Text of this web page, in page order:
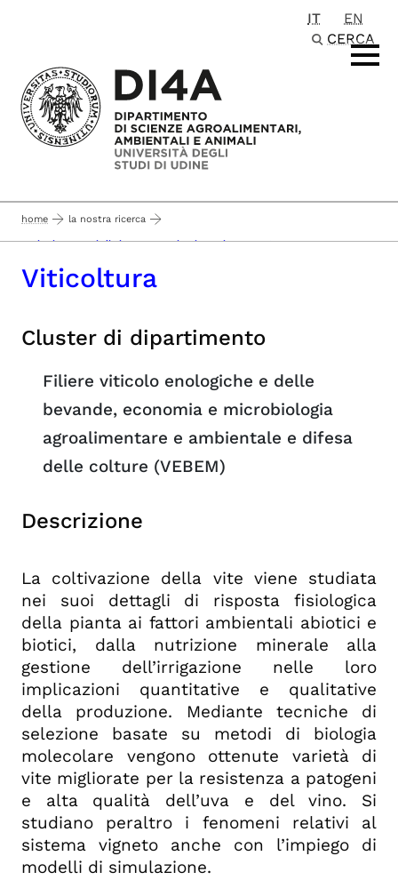
IT
EN
CERCA
home la nostra ricerca
sezioni e gruppi di ricerca - pagina in aggiornamento -
Viticoltura
Cluster di dipartimento
Filiere viticolo enologiche e delle
bevande, economia e microbiologia
agroalimentare e ambientale e difesa
delle colture (VEBEM)
Descrizione
La coltivazione della vite viene studiata
nei suoi dettagli di risposta fisiologica
della pianta ai fattori ambientali abiotici e
biotici, dalla nutrizione minerale alla
gestione dell’irrigazione nelle loro
implicazioni quantitative e qualitative
della produzione. Mediante tecniche di
selezione basate su metodi di biologia
molecolare vengono ottenute varietà di
vite migliorate per la resistenza a patogeni
e alta qualità dell’uva e del vino. Si
studiano peraltro i fenomeni relativi al
sistema vigneto anche con l’impiego di
modelli di simulazione.